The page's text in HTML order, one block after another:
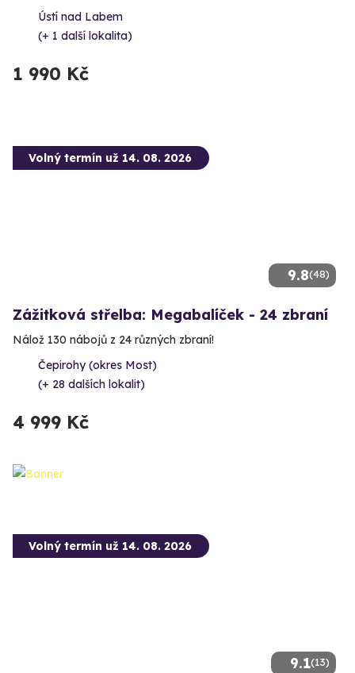
Ústí nad Labem
(+ 1 další lokalita)
1 990 Kč
9.8(48)
Volný termín už 14. 08. 2026
Zážitková střelba: Megabalíček - 24 zbraní
Nálož 130 nábojů z 24 různých zbraní!
Čepirohy (okres Most)
(+ 28 dalších lokalit)
4 999 Kč
9.1(13)
Volný termín už 14. 08. 2026